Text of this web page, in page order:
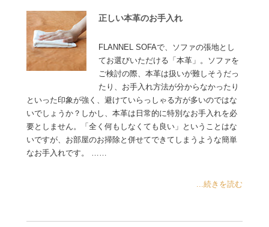
正しい本革のお手入れ
FLANNEL SOFAで、ソファの張地とし
てお選びいただける「本革」。ソファを
ご検討の際、本革は扱いが難しそうだっ
たり、お手入れ方法が分からなかったり
といった印象が強く、避けていらっしゃる方が多いのではな
いでしょうか？しかし、本革は日常的に特別なお手入れを必
要としません。「全く何もしなくても良い」ということはな
いですが、お部屋のお掃除と併せてできてしまうような簡単
なお手入れです。 ……
...続きを読む